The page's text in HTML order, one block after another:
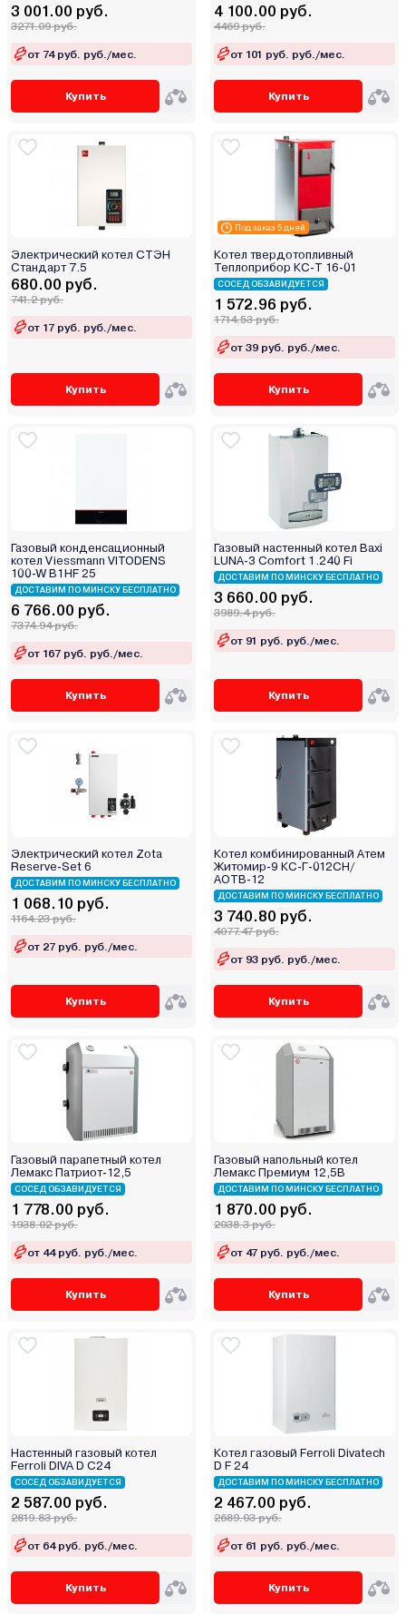
3 001.00 руб.
3271.09 руб.
от 74 руб. руб./мес.
Купить
4 100.00 руб.
4469 руб.
от 101 руб. руб./мес.
Купить
Электрический котел СТЭН
Стандарт 7.5
680.00 руб.
741.2 руб.
от 17 руб. руб./мес.
Купить
Под заказ 5 дней
Котел твердотопливный
Теплоприбор КС-Т 16-01
СОСЕД ОБЗАВИДУЕТСЯ
1 572.96 руб.
1714.53 руб.
от 39 руб. руб./мес.
Купить
Газовый конденсационный
котел Viessmann VITODENS
100-W B1HF 25
ДОСТАВИМ ПО МИНСКУ БЕСПЛАТНО
6 766.00 руб.
7374.94 руб.
от 167 руб. руб./мес.
Купить
Газовый настенный котел Baxi
LUNA-3 Comfort 1.240 Fi
ДОСТАВИМ ПО МИНСКУ БЕСПЛАТНО
3 660.00 руб.
3989.4 руб.
от 91 руб. руб./мес.
Купить
Электрический котел Zota
Reserve-Set 6
ДОСТАВИМ ПО МИНСКУ БЕСПЛАТНО
1 068.10 руб.
1164.23 руб.
от 27 руб. руб./мес.
Купить
Котел комбинированный Атем
Житомир-9 КС-Г-012СН/
АОТВ-12
ДОСТАВИМ ПО МИНСКУ БЕСПЛАТНО
3 740.80 руб.
4077.47 руб.
от 93 руб. руб./мес.
Купить
Газовый парапетный котел
Лемакс Патриот-12,5
СОСЕД ОБЗАВИДУЕТСЯ
1 778.00 руб.
1938.02 руб.
от 44 руб. руб./мес.
Купить
Газовый напольный котел
Лемакс Премиум 12,5В
ДОСТАВИМ ПО МИНСКУ БЕСПЛАТНО
1 870.00 руб.
2038.3 руб.
от 47 руб. руб./мес.
Купить
Настенный газовый котел
Ferroli DIVA D C24
СОСЕД ОБЗАВИДУЕТСЯ
2 587.00 руб.
2819.83 руб.
от 64 руб. руб./мес.
Купить
Котел газовый Ferroli Divatech
D F 24
ДОСТАВИМ ПО МИНСКУ БЕСПЛАТНО
2 467.00 руб.
2689.03 руб.
от 61 руб. руб./мес.
Купить